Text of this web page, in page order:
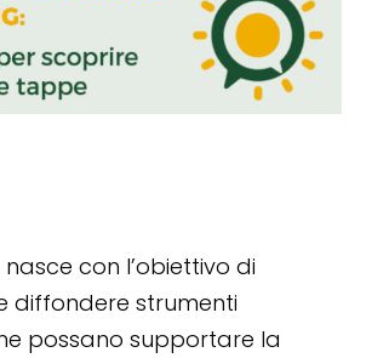
nasce con l’obiettivo di
diffondere strumenti
possano supportare la